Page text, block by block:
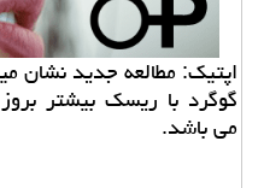
اپتیك: مطالعه جدید نشان
گوگرد با ریسك بیشتر بروز
می باشد.